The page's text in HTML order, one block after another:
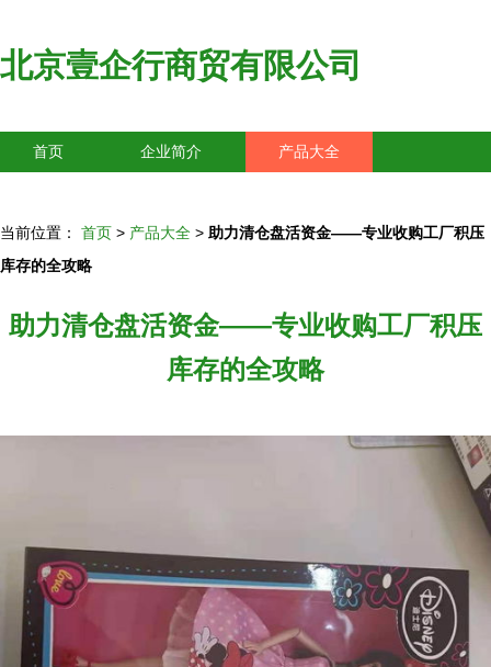
北京壹企行商贸有限公司
首页 企业简介 产品大全
当前位置： 首页 > 产品大全 > 助力清仓盘活资金——专业收购工厂积压
库存的全攻略
助力清仓盘活资金——专业收购工厂积压
库存的全攻略